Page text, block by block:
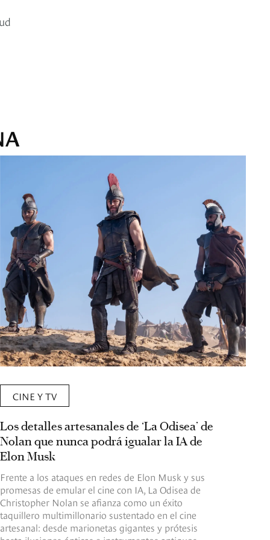
CINE Y TV
Los detalles artesanales de ‘La Odisea’ de
Nolan que nunca podrá igualar la IA de
Elon Musk
Frente a los ataques en redes de Elon Musk y sus
promesas de emular el cine con IA, La Odisea de
Christopher Nolan se afianza como un éxito
taquillero multimillonario sustentado en el cine
artesanal: desde marionetas gigantes y prótesis